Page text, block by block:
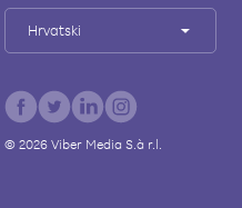
Hrvatski
© 2026Viber Media S.à r.l.